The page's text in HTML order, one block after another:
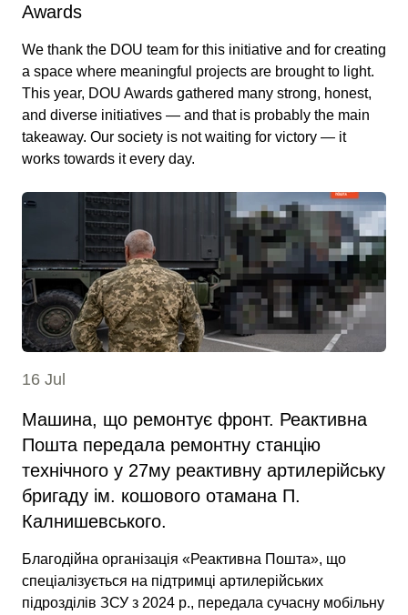
Awards
We thank the DOU team for this initiative and for creating
a space where meaningful projects are brought to light.
This year, DOU Awards gathered many strong, honest,
and diverse initiatives — and that is probably the main
takeaway. Our society is not waiting for victory — it
works towards it every day.
16 Jul
Машина, що ремонтує фронт. Реактивна
Пошта передала ремонтну станцію
технічного у 27му реактивну артилерійську
бригаду ім. кошового отамана П.
Калнишевського.
Благодійна організація «Реактивна Пошта», що
спеціалізується на підтримці артилерійських
підрозділів ЗСУ з 2024 р., передала сучасну мобільну